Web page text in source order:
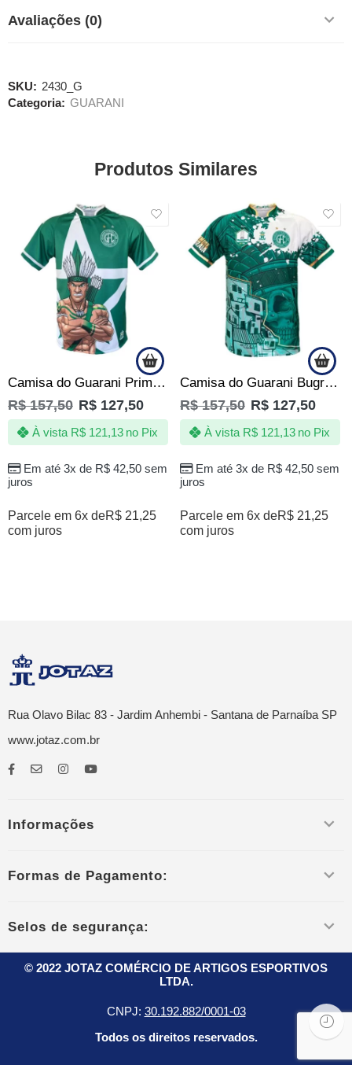
Avaliações (0)
SKU: 2430_G
Categoria: GUARANI
Produtos Similares
Camisa do Guarani Primeira Estrela do Interior 1978 -Oficial
R$157,50 R$ 127,50
Em até 3x de R$42,50sem
juros
À vista R$121,13 no Pix
Parcele em 6x deR$ 21,25
com juros
Camisa do Guarani Bugre – Jotaz – Bugrino de Quebrada – Masculino
R$157,50 R$ 127,50
Em até 3x de R$42,50sem
juros
À vista R$121,13 no Pix
Parcele em 6x deR$ 21,25
com juros
Rua Olavo Bilac 83 - Jardim Anhembi - Santana de Parnaíba SP
www.jotaz.com.br
Informações
Formas de Pagamento:
Selos de segurança:
© 2022 JOTAZ COMÉRCIO DE ARTIGOS ESPORTIVOS
LTDA.
CNPJ: 30.192.882/0001-03
Todos os direitos reservados.